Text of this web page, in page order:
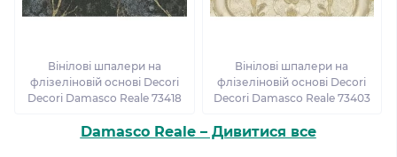
Вінілові шпалери на
флізеліновій основі Decori
Decori Damasco Reale 73418
Вінілові шпалери на
флізеліновій основі Decori
Decori Damasco Reale 73403
Damasco Reale – Дивитися все